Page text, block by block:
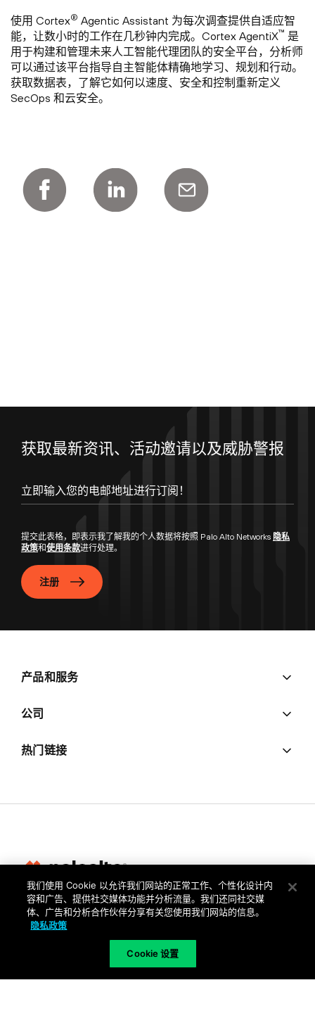
使用 Cortex® Agentic Assistant 为每次调查提供自适应智
能，让数小时的工作在几秒钟内完成。Cortex AgentiX™ 是
用于构建和管理未来人工智能代理团队的安全平台，分析师
可以通过该平台指导自主智能体精确地学习、规划和行动。
获取数据表，了解它如何以速度、安全和控制重新定义
SecOps 和云安全。
获取最新资讯、活动邀请以及威胁警报
提交此表格，即表示我了解我的个人数据将按照 Palo Alto Networks 隐私
政策和使用条款进行处理。
注册
产品和服务
公司
热门链接
隐私
信任中心
我们使用 Cookie 以允许我们网站的正常工作、个性化设计内
容和广告、提供社交媒体功能并分析流量。我们还同社交媒
体、广告和分析合作伙伴分享有关您使用我们网站的信息。
隐私政策
Cookie 设置